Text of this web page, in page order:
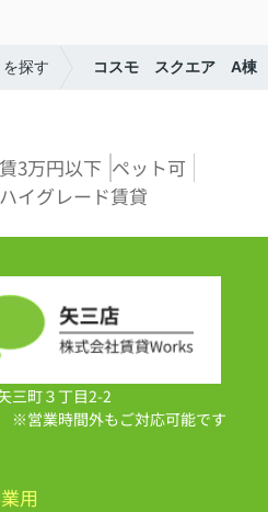
探す コスモ スクエア A棟
3万円以下 ペット可
イグレード賃貸
三町３丁目2-2
※営業時間外もご対応可能です
用